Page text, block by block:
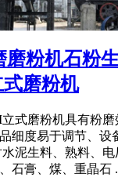
粉机石粉
磨粉机
式磨粉机具有粉磨
细度易于调节、设
泥生料、熟料、
石膏、煤、重晶石